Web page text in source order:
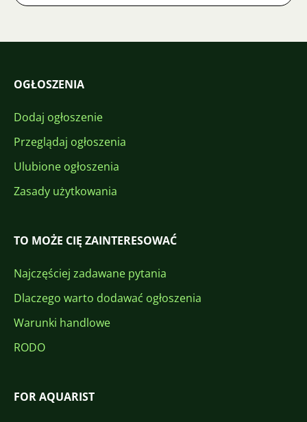
OGŁOSZENIA
Dodaj ogłoszenie
Przeglądaj ogłoszenia
Ulubione ogłoszenia
Zasady użytkowania
TO MOŻE CIĘ ZAINTERESOWAĆ
Najczęściej zadawane pytania
Dlaczego warto dodawać ogłoszenia
Warunki handlowe
RODO
FOR AQUARIST